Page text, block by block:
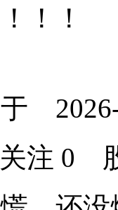
！！
2026-
注 0